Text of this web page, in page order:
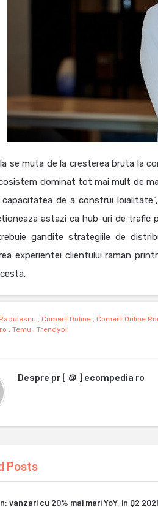
se muta de la cresterea bruta la
dominat tot mai mult de
de a construi
astazi ca hub-uri de trafic
gandite strategiile de
experientei clientului raman
, Comert Online , Comert Online
, Temu , Trendyol
Despre pr [ @ ] ecompedia ro
Posts
vanzari cu 20% mai mari YoY, in Q2